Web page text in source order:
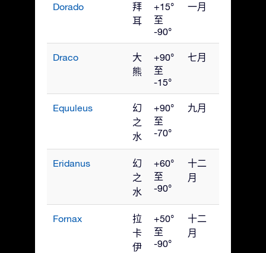
Dorado
拜
耳
+15°
至
-90°
一月
Draco
大
熊
+90°
至
-15°
七月
Equuleus
幻
之
水
+90°
至
-70°
九月
Eridanus
幻
之
水
+60°
至
-90°
十二
月
Fornax
拉
卡
伊
+50°
至
-90°
十二
月